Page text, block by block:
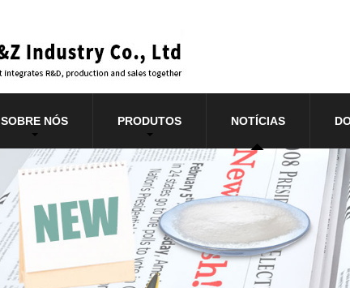
SOBRE NÓS PRODUTOS NOTÍCIAS